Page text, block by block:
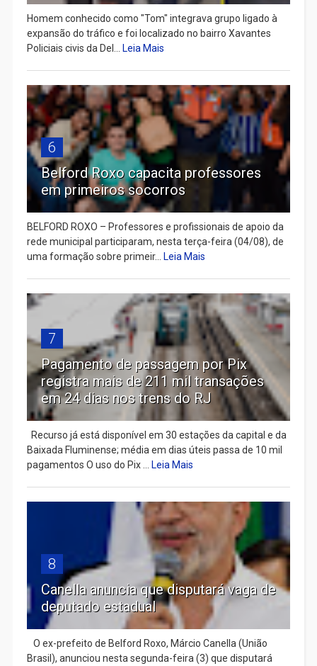
Homem conhecido como "Tom" integrava grupo ligado à
expansão do tráfico e foi localizado no bairro Xavantes
Policiais civis da Del... Leia Mais
6
Belford Roxo capacita professores
em primeiros socorros
BELFORD ROXO – Professores e profissionais de apoio da
rede municipal participaram, nesta terça-feira (04/08), de
uma formação sobre primeir... Leia Mais
7
Pagamento de passagem por Pix
registra mais de 211 mil transações
em 24 dias nos trens do RJ
Recurso já está disponível em 30 estações da capital e da
Baixada Fluminense; média em dias úteis passa de 10 mil
pagamentos O uso do Pix ... Leia Mais
8
Canella anuncia que disputará vaga de
deputado estadual
​ O ex-prefeito de Belford Roxo, Márcio Canella (União
Brasil), anunciou nesta segunda-feira (3) que disputará